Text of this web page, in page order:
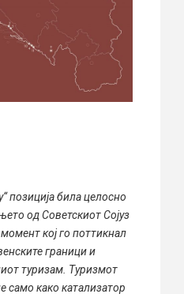
позиција била целосно
од Советскиот Сојуз
кој го поттикнал
граници и
туризам. Туризмот
само како катализатор